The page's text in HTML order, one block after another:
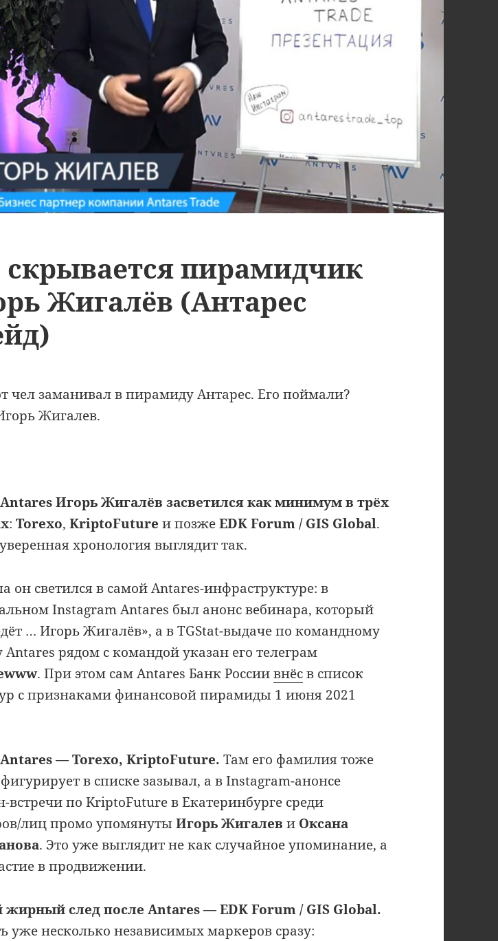
скрывается пирамидчик
Жигалёв (Антарес
чел заманивал в пирамиду Антарес. Его поймали?
Жигалев.
Игорь Жигалёв засветился как минимум в трёх
:Torexo,KriptoFuture и позжеEDK Forum / GIS Global.
хронология выглядит так.
он светился в самой Antares-инфраструктуре: в
Instagram Antares был анонс вебинара, который
… Игорь Жигалёв», а в TGStat-выдаче по командному
Antares рядом с командой указан его телеграм
. При этом сам Antares Банк Россиивнёсв список
с признаками финансовой пирамиды 1 июня 2021
— Torexo,KriptoFuture. Там его фамилия тоже
в списке зазывал, а в Instagram-анонсе
встречи по KriptoFuture в Екатеринбурге среди
лиц промо упомянутыИгорь Жигалев и Оксана
. Это уже выглядит не как случайное упоминание, а
в продвижении.
след после Antares — EDK Forum / GIS Global.
уже несколько независимых маркеров сразу: